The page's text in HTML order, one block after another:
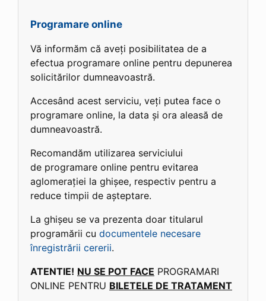
Programare online
Vă informăm că aveți posibilitatea de a
efectua programare online pentru depunerea
solicitărilor dumneavoastră.
Accesând acest serviciu, veți putea face o
programare online, la data și ora aleasă de
dumneavoastră.
Recomandăm utilizarea serviciului
de programare online pentru evitarea
aglomerației la ghișee, respectiv pentru a
reduce timpii de așteptare.
La ghișeu se va prezenta doar titularul
programării cu documentele necesare
înregistrării cererii.
ATENTIE! NU SE POT FACE PROGRAMARI
ONLINE PENTRU BILETELE DE TRATAMENT